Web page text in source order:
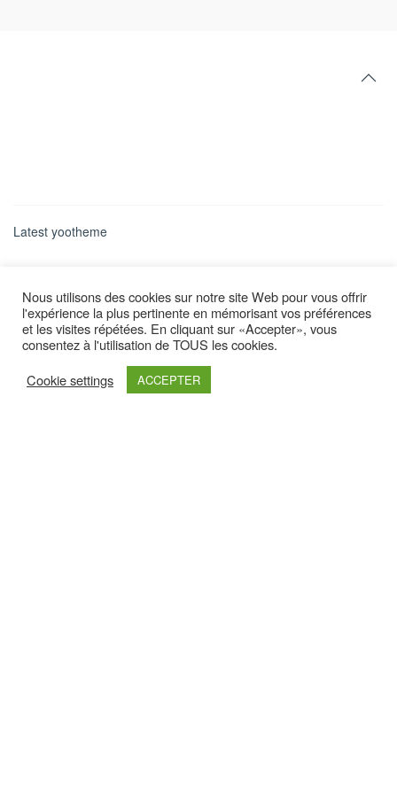
Latest yootheme
Nous utilisons des cookies sur notre site Web pour vous offrir
l'expérience la plus pertinente en mémorisant vos préférences
et les visites répétées. En cliquant sur «Accepter», vous
consentez à l'utilisation de TOUS les cookies.
Cookie settings
ACCEPTER